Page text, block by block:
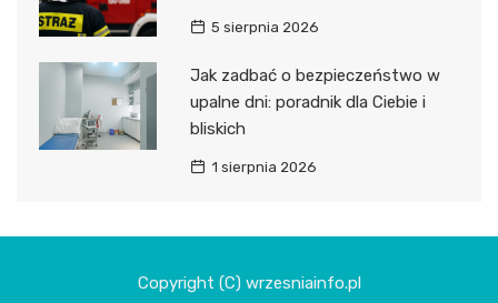
5 sierpnia 2026
Jak zadbać o bezpieczeństwo w
upalne dni: poradnik dla Ciebie i
bliskich
1 sierpnia 2026
Copyright (C) wrzesniainfo.pl